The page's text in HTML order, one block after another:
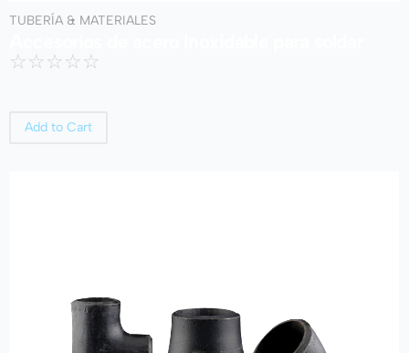
TUBERÍA & MATERIALES
☆☆☆☆☆
Add to Cart